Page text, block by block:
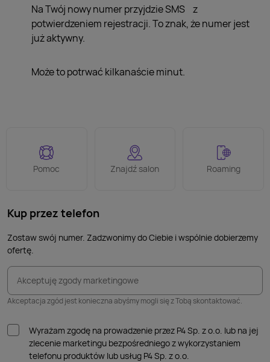
Na Twój nowy numer przyjdzie SMS z
potwierdzeniem rejestracji. To znak, że numer jest
już aktywny.
Może to potrwać kilkanaście minut.
Pomoc Znajdź salon Roaming
Kup przez telefon
Zostaw swój numer. Zadzwonimy do Ciebie i wspólnie dobierzemy
ofertę.
Akceptuję zgody marketingowe
Akceptacja zgód jest konieczna abyśmy mogli się z Tobą skontaktować.
Wyrażam zgodę na prowadzenie przez P4 Sp. z o.o. lub na jej
zlecenie marketingu bezpośredniego z wykorzystaniem
telefonu produktów lub usług P4 Sp. z o.o.